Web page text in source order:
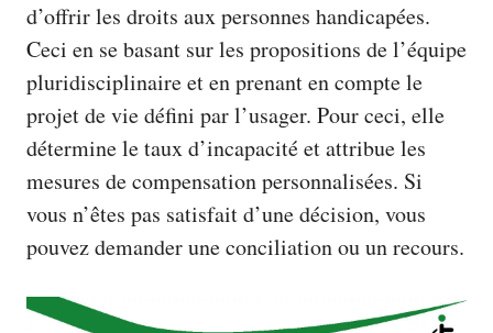
d’offrir les droits aux personnes handicapées.
Ceci en se basant sur les propositions de l’équipe
pluridisciplinaire et en prenant en compte le
projet de vie défini par l’usager. Pour ceci, elle
détermine le taux d’incapacité et attribue les
mesures de compensation personnalisées. Si
vous n’êtes pas satisfait d’une décision, vous
pouvez demander une conciliation ou un recours.